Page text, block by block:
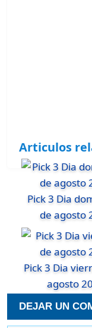
Articulos
Pick 3 Dia
de agosto
Pick 3 Dia
agosto
DEJAR UN